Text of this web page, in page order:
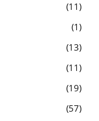
11
1
13
11
19
57